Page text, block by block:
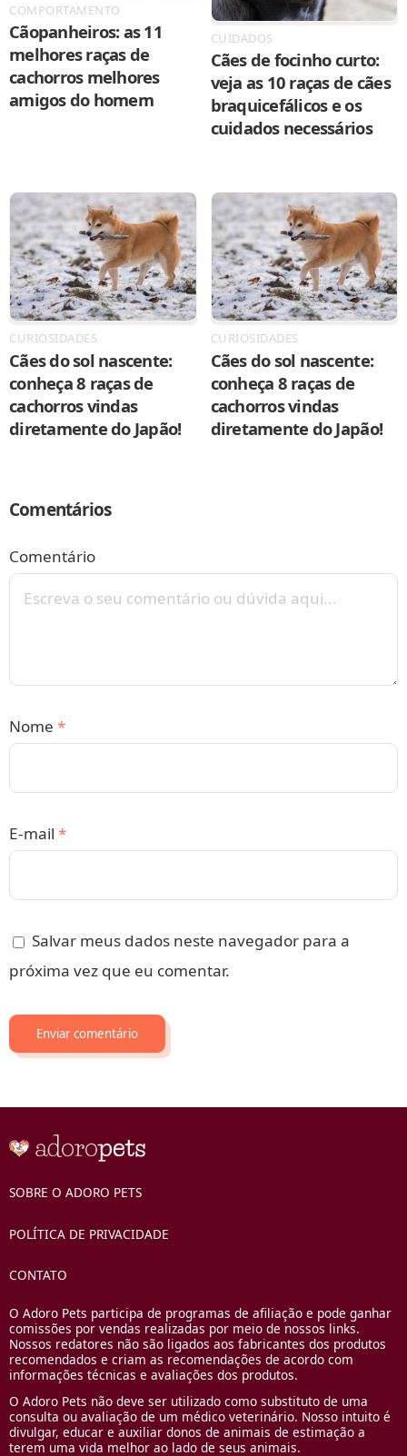
COMPORTAMENTO
Cãopanheiros: as 11
melhores raças de
cachorros melhores
amigos do homem
CUIDADOS
Cães de focinho curto:
veja as 10 raças de cães
braquicefálicos e os
cuidados necessários
CURIOSIDADES
Cães do sol nascente:
conheça 8 raças de
cachorros vindas
diretamente do Japão!
CURIOSIDADES
Cães do sol nascente:
conheça 8 raças de
cachorros vindas
diretamente do Japão!
Comentários
Comentário
Nome *
E-mail *
Salvar meus dados neste navegador para a
próxima vez que eu comentar.
SOBRE O ADORO PETS
POLÍTICA DE PRIVACIDADE
CONTATO
O Adoro Pets participa de programas de afiliação e pode ganhar
comissões por vendas realizadas por meio de nossos links.
Nossos redatores não são ligados aos fabricantes dos produtos
recomendados e criam as recomendações de acordo com
informações técnicas e avaliações dos produtos.
O Adoro Pets não deve ser utilizado como substituto de uma
consulta ou avaliação de um médico veterinário. Nosso intuito é
divulgar, educar e auxiliar donos de animais de estimação a
terem uma vida melhor ao lado de seus animais.